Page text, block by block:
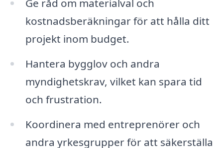
Ge råd om materialval och
kostnadsberäkningar för att hålla ditt
projekt inom budget.
Hantera bygglov och andra
myndighetskrav, vilket kan spara tid
och frustration.
Koordinera med entreprenörer och
andra yrkesgrupper för att säkerställa